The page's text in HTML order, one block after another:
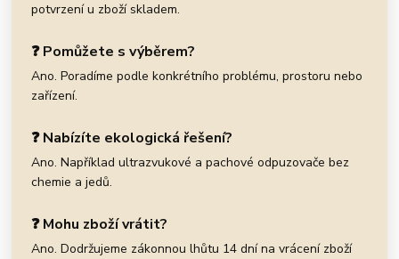
potvrzení u zboží skladem.
❓ Pomůžete s výběrem?
Ano. Poradíme podle konkrétního problému, prostoru nebo
zařízení.
❓ Nabízíte ekologická řešení?
Ano. Například ultrazvukové a pachové odpuzovače bez
chemie a jedů.
❓ Mohu zboží vrátit?
Ano. Dodržujeme zákonnou lhůtu 14 dní na vrácení zboží